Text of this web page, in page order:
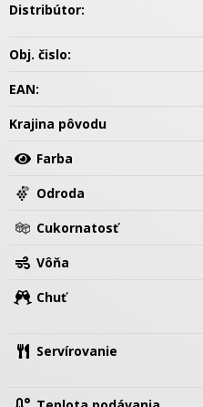
Distribútor:
Obj. čislo:
EAN:
Krajina pôvodu
Farba
Odroda
Cukornatosť
Vôňa
Chuť
Servírovanie